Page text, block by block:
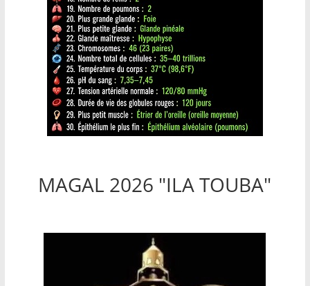
MAGAL 2026 "ILA TOUBA"